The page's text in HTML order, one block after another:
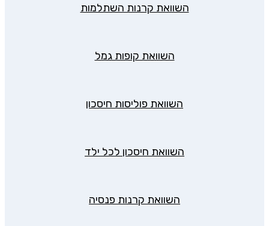
השוואת קרנות השתלמות
השוואת קופות גמל
השוואת פוליסות חיסכון
השוואת חיסכון לכל ילד
השוואת קרנות פנסיה